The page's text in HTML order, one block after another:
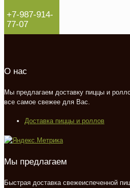
+7-987-914-
77-07
О нас
Мы предлагаем доставку пиццы и
все самое свежее для Вас.
Доставка пиццы и роллов
Мы предлагаем
Быстрая доставка свежеиспеченной